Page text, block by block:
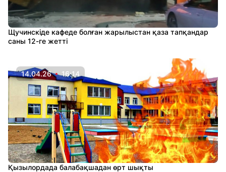
Щучинскіде кафеде болған жарылыстан қаза тапқандар
саны 12-ге жетті
14.04.26 16:14
Қызылордада балабақшадан өрт шықты